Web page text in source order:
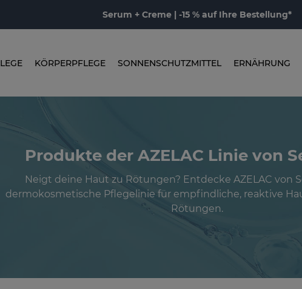
Serum + Creme | -15 % auf Ihre Bestellung*
KÖRPERPFLEGE SONNENSCHUTZMITTEL ERNÄHRUNG
Produkte der AZELAC Linie von
Neigt deine Haut zu Rötungen? Entdecke AZELAC von
dermokosmetische Pflegelinie für empfindliche, reaktive
Rötungen.